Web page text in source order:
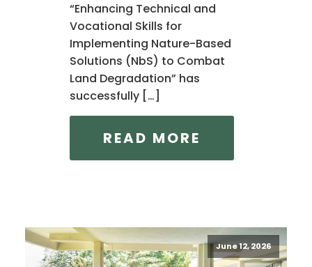
“Enhancing Technical and
Vocational Skills for
Implementing Nature-Based
Solutions (NbS) to Combat
Land Degradation” has
successfully […]
READ MORE
June 12, 2026